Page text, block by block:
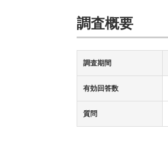
調査概要
調査期間
有効回答数
質問